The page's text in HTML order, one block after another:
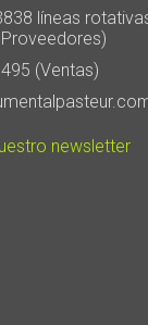
líneas
(Ventas)
newsletter